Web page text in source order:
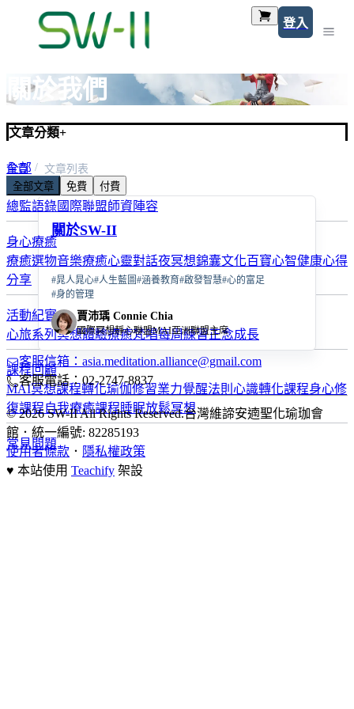
登入
關於我們
文章分類+
全部
關於我們
總監語錄國際聯盟師資陣容
身心療癒
療癒選物音樂療癒心靈對話夜冥想錦囊文化百寶心智健康心得
分享
活動紀實
心旅系列冥想體驗療癒梵唱每周練習正念成長
課程回顧
MAI冥想課程轉化瑜伽修習業力覺醒法則 心識轉化課程身心修
復課程自我療癒課程睡眠放鬆冥想
常見問題
首頁
文章列表
全部文章
免費 付費
關於SW-II
#晁人晁心#人生藍圖#涵養教育#啟發智慧#心的富足
#身的管理
賈沛瑀 Connie Chia
國際冥想靜心聯盟MAI亞洲聯盟主席
客服信箱：asia.meditation.alliance@gmail.com
客服電話：02-2747-8837
© 2026 SW-II All Rights Reserved.台灣維諦安遖聖化瑜珈會
館 ． 統一編號: 82285193
使用者條款 ． 隱私權政策
♥ 本站使用 Teachify 架設